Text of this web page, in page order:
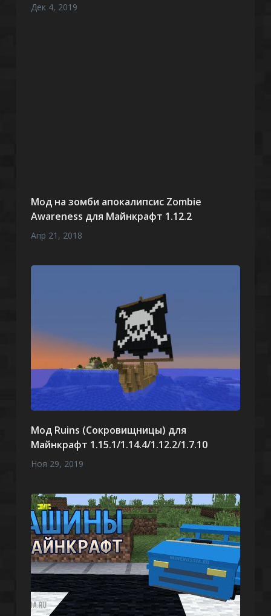
Дек 4, 2019
Мод на зомби апокалипсис Zombie
Awareness для Майнкрафт 1.12.2
Апр 21, 2018
Мод Ruins (Сокровищницы) для
Майнкрафт 1.15.1/1.14.4/1.12.2/1.7.10
Ноя 29, 2019